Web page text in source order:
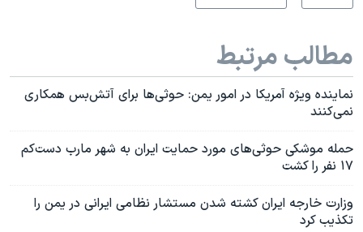
مطالب مرتبط
نماینده ویژه آمریکا در امور یمن: حوثی‌ها برای آتش‌بس همکاری
نمی‌کنند
حمله موشکی حوثی‌های مورد حمایت ایران به شهر مارب دست‌کم
۱۷ نفر را کشت
وزارت خارجه ایران کشته شدن مستشار نظامی ایرانی در یمن را
تکذیب کرد